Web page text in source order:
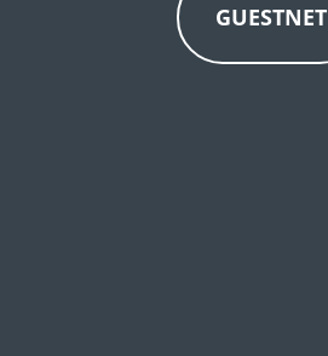
GUESTNET